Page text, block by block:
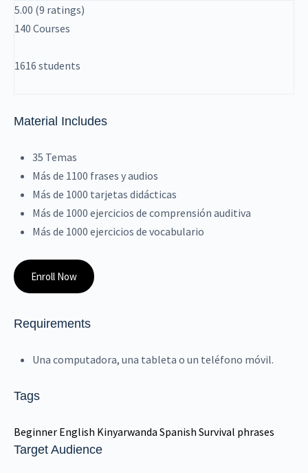
5.00 (9 ratings)
140 Courses
1616 students
Material Includes
35 Temas
Más de 1100 frases y audios
Más de 1000 tarjetas didácticas
Más de 1000 ejercicios de comprensión auditiva
Más de 1000 ejercicios de vocabulario
Enroll Now
Requirements
Una computadora, una tableta o un teléfono móvil.
Tags
Beginner English Kinyarwanda Spanish Survival phrases
Target Audience